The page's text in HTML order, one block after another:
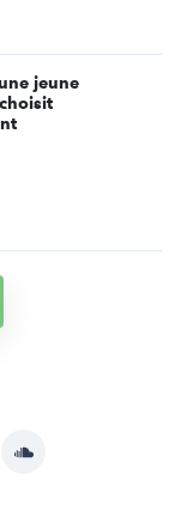
jeune
Soundcloud